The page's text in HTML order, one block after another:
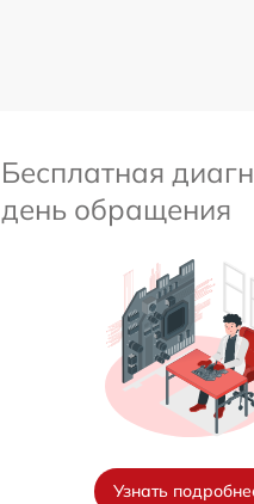
Бесплатная
день обращения
Узнать